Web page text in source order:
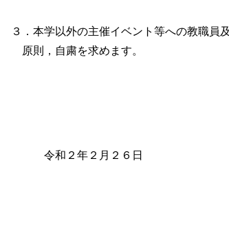
３．本学以外の主催イベント等への教職員
原則，自粛を求めます。
令和２年２月２６日
徳島大
徳島